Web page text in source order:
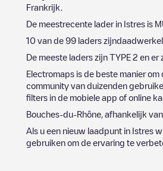
Frankrijk
De meestrecente lader in Istres is
10 van de 99 laders
De meeste laders zijn TYPE 2 en er
Electromaps is de beste manier
community van duizenden
filters in de mobiele app of online
Bouches-du-Rhône , afhankelijk
Als u een nieuw laadpunt in Istres
gebruiken om de ervaring te